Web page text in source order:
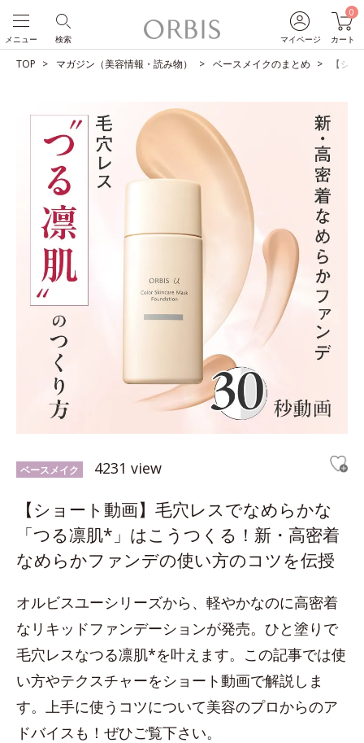
マイページ
0
カート
検索
メニュー
TOP マガジン（美容情報・読み物） ベースメイクのまとめ 【シ
ベースメイク 4231 view
【ショート動画】毛穴レスでなめらかな
「つる凛肌*」はこうつくる！新・高密着
なめらかファンデの使い方のコツを伝授
オルビスユーシリーズから、軽やかなのに高密着
なリキッドファンデーションが発売。ひと塗りで
毛穴レスなつる凛肌*を叶えます。この記事では使
い方やテクスチャーをショート動画で解説しま
す。上手に使うコツについて美容のプロからのア
ドバイスも！ぜひご覧下さい。